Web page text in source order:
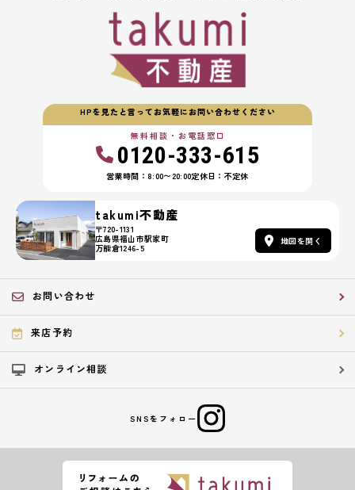
HPを見たと言ってお気軽にお問い合わせください
無料相談・お電話窓口
0120-333-615
営業時間：8:00〜20:00定休日：不定休
takumi不動産
〒720-1131
広島県福山市駅家町
万能倉1246-5
地図を開く
お問い合わせ
来店予約
オンライン相談
SNSをフォロー